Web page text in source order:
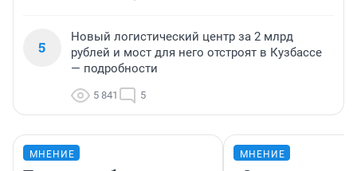
5
Новый логистический центр за 2 млрд
рублей и мост для него отстроят в Кузбассе
— подробности
5 841 5
МНЕНИЕ МНЕНИЕ